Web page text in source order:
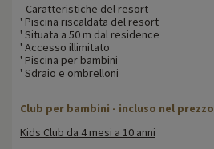
- Caratteristiche del resort
' Piscina riscaldata del resort
' Situata a 50 m dal residence
' Accesso illimitato
' Piscina per bambini
' Sdraio e ombrelloni
Club per bambini - incluso nel prezzo
Kids Club da 4 mesi a 10 anni